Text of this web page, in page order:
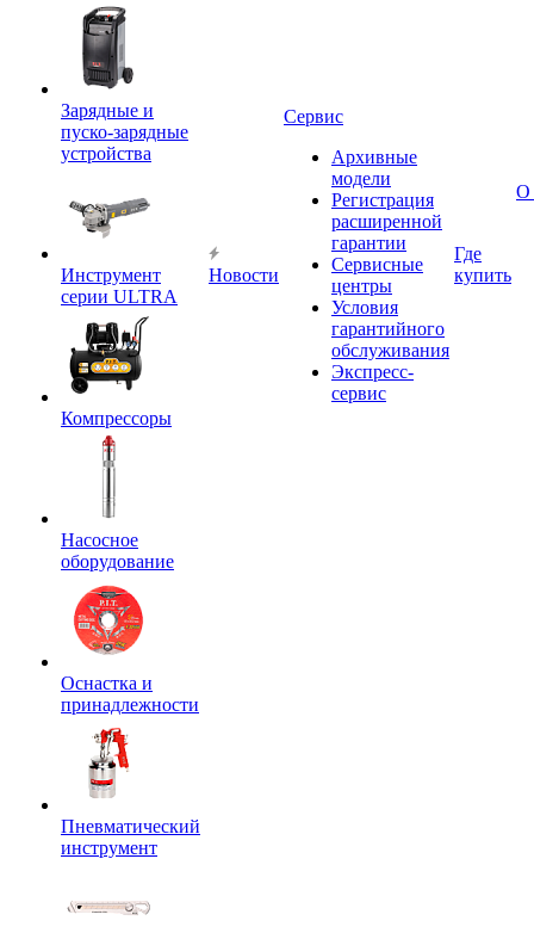
Зарядные и
пуско-зарядные
устройства
Инструмент
серии ULTRA
Компрессоры
Насосное
оборудование
Оснастка и
принадлежности
Пневматический
инструмент
Новости
Сервис
Архивные
модели
Регистрация
расширенной
гарантии
Сервисные
центры
Условия
гарантийного
обслуживания
Экспресс-
сервис
Где
купить
О